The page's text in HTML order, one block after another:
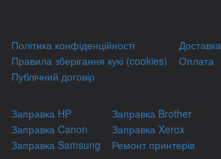
Політика конфіденційності
Правила зберігання кукі (cookies)
Публічний договір
Доставка
Оплата
Заправка HP
Заправка Canon
Заправка Samsung
Заправка Brother
Заправка Xerox
Ремонт принтерів